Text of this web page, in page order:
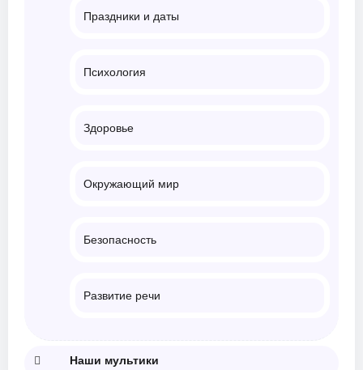
Праздники и даты
Психология
Здоровье
Окружающий мир
Безопасность
Развитие речи
Наши мультики